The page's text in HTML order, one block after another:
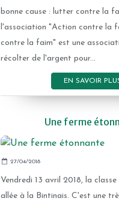
bonne cause : lutter contre la
l'association "Action contre la
contre la faim" est une
récolter de l'argent pour...
EN SAVOIR
Une ferme
27/04/2018
Vendredi 13 avril 2018, la
allée à la Bintinais. C'est une